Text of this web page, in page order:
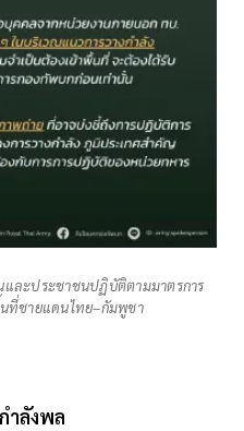
ละประชาชนปฏิบัติตามมาตรการ
ที่ชายแดนไทย–กัมพูชา
ำลังพล